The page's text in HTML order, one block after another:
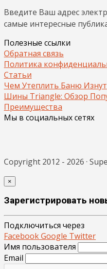
Введите Ваш адрес
самые интересные
Полезные ссылки
Обратная связь
Политика
Статьи
Чем Утеплить Баню
Шины Triangle: Обзор
Преимущества
Мы в социальных сетях
Copyright 2012 - 2026 ·
×
Зарегистрировать
Подключиться через
FacebookGoogle Twitter
Имя пользователя
Email